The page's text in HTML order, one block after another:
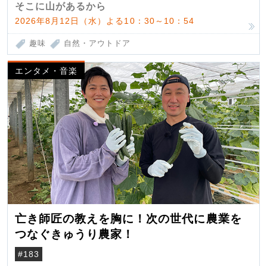
そこに山があるから
2026年8月12日（水）よる10：30～10：54
趣味 自然・アウトドア
エンタメ・音楽
亡き師匠の教えを胸に！次の世代に農業を
つなぐきゅうり農家！
#183